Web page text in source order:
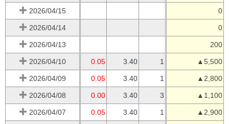
2026/04/15 0
2026/04/14 0
2026/04/13 200
2026/04/10 0.05 3.40 1 ▲5,500
2026/04/09 0.05 3.40 1 ▲2,800
2026/04/08 0.00 3.40 3 ▲1,100
2026/04/07 0.05 3.40 1 ▲2,900